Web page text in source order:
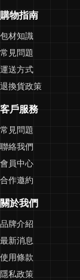
購物指南
包材知識
常見問題
運送方式
退換貨政策
客戶服務
常見問題
聯絡我們
會員中心
合作邀約
關於我們
品牌介紹
最新消息
使用條款
隱私政策